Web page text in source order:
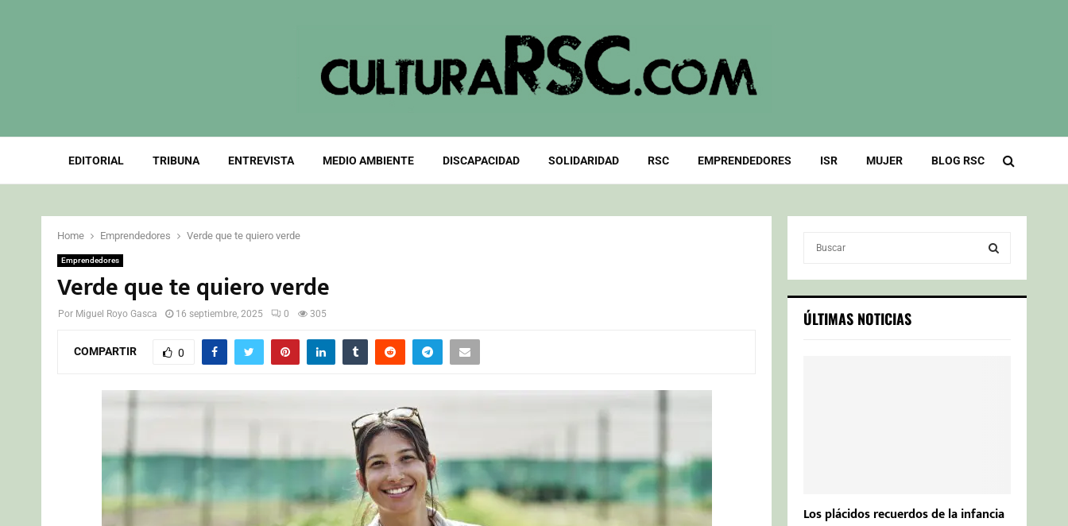
EDITORIAL TRIBUNA ENTREVISTA MEDIO AMBIENTE DISCAPACIDAD SOLIDARIDAD RSC EMPRENDEDORES ISR MUJER BLOG RSC
Home Emprendedores Verde que te quiero verde
Emprendedores
Verde que te quiero verde
Por Miguel Royo Gasca 16 septiembre, 2025 0 305
COMPARTIR 0
c
h
S
ÚLTIMAS NOTICIAS
Los plácidos recuerdos de la infancia